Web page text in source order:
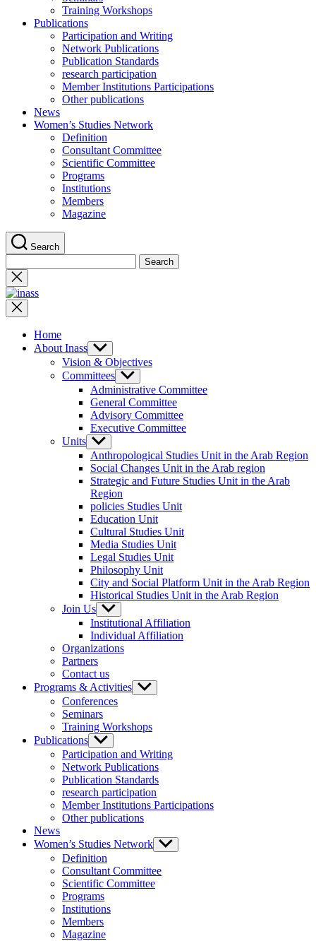
Training Workshops
Publications
Participation and Writing
Network Publications
Publication Standards
research participation
Member Institutions Participations
Other publications
News
Women’s Studies Network
Definition
Consultant Committee
Scientific Committee
Programs
Institutions
Members
Magazine
Search
for:
Close
search inass
Home
About Inass Show
sub
menu
Vision & Objectives
Committees Show
sub
menu
Administrative Committee
General Committee
Advisory Committee
Executive Committee
Units Show
sub
menu
Anthropological Studies Unit in the Arab Region
Social Changes Unit in the Arab region
Strategic and Future Studies Unit in the Arab
Region
policies Studies Unit
Education Unit
Cultural Studies Unit
Media Studies Unit
Legal Studies Unit
Philosophy Unit
City and Social Platform Unit in the Arab Region
Historical Studies Unit in the Arab Region
Join Us Show
sub
menu
Institutional Affiliation
Individual Affiliation
Organizations
Partners
Contact us
Programs & Activities Show
sub
Conferences
Seminars
Training Workshops
Publications Show
sub
menu
Participation and Writing
Network Publications
Publication Standards
research participation
Member Institutions Participations
Other publications
News
Women’s Studies Network Show
sub
Definition
Consultant Committee
Scientific Committee
Programs
Institutions
Members
Magazine